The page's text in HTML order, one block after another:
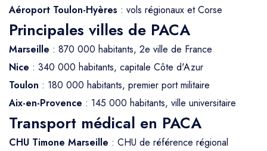
Aéroport Toulon-Hyères : vols régionaux et Corse
Principales villes de PACA
Marseille : 870 000 habitants, 2e ville de France
Nice : 340 000 habitants, capitale Côte d'Azur
Toulon : 180 000 habitants, premier port militaire
Aix-en-Provence : 145 000 habitants, ville universitaire
Transport médical en PACA
CHU Timone Marseille : CHU de référence régional